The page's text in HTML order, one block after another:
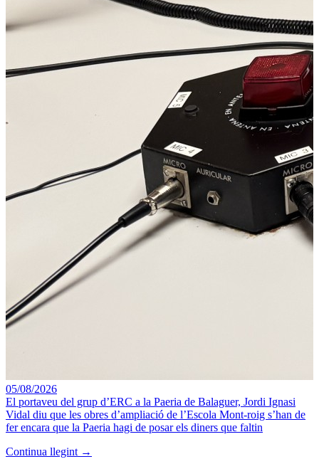
05/08/2026
El portaveu del grup d’ERC a la Paeria de Balaguer, Jordi Ignasi
Vidal diu que les obres d’ampliació de l’Escola Mont-roig s’han de
fer encara que la Paeria hagi de posar els diners que faltin
Continua llegint →